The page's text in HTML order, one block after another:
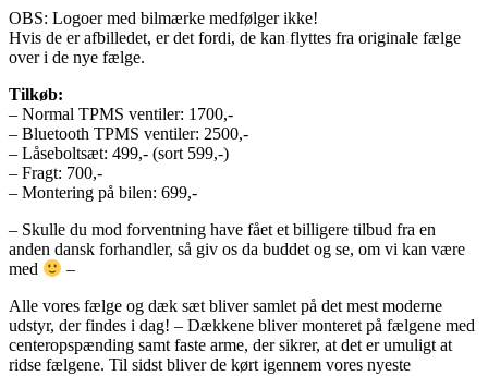
OBS: Logoer med bilmærke medfølger ikke!
Hvis de er afbilledet, er det fordi, de kan flyttes fra originale fælge
over i de nye fælge.
Tilkøb:
– Normal TPMS ventiler: 1700,-
– Bluetooth TPMS ventiler: 2500,-
– Låseboltsæt: 499,- (sort 599,-)
– Fragt: 700,-
– Montering på bilen: 699,-
– Skulle du mod forventning have fået et billigere tilbud fra en
anden dansk forhandler, så giv os da buddet og se, om vi kan være
med
–
Alle vores fælge og dæk sæt bliver samlet på det mest moderne
udstyr, der findes i dag! – Dækkene bliver monteret på fælgene med
centeropspænding samt faste arme, der sikrer, at det er umuligt at
ridse fælgene. Til sidst bliver de kørt igennem vores nyeste